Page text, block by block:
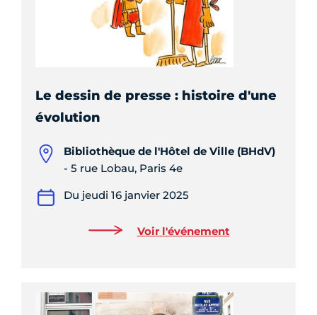
Le dessin de presse : histoire d'une
évolution
Bibliothèque de l'Hôtel de Ville (BHdV)
- 5 rue Lobau, Paris 4e
Du jeudi 16 janvier 2025
Voir l'événement